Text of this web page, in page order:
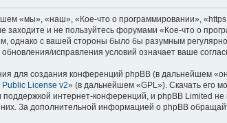
«мы», «наш», «Кое-что о программировании»,
и не пользуйтесь форумами «Кое-что о
однако с вашей стороны было бы разумным
исправления условий означает ваше
для создания конференций phpBB (в дальнейшем
License v2» (в дальнейшем «GPL»). Скачать его
интернет-конференций, и phpBB Limited
За дополнительной информацией о phpBB